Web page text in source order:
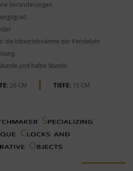
Veränderungen.
die Inbetriebnahme der Pendeluhr.
und halbe Stunde.
26 CM TIEFE: 15 CM